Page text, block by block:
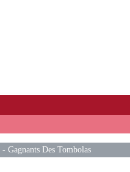
- Gagnants Des Tombolas